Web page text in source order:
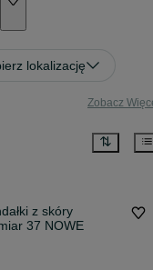
lokalizację
Zobacz
z skóry
37 NOWE